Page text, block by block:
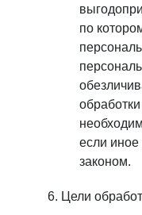
по
если
законом.
Цели